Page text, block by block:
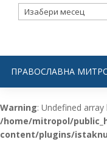
Архива
ПРАВОСЛАВНА
Warning: Undefined
/home/mitropol/
content/plugins/